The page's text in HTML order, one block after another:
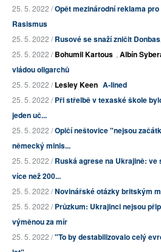
25. 5. 2022 /Opět mezinárodní reklama
Rasismus
25. 5. 2022 /Rusové se snaží zničit
25. 5. 2022 /Bohumil Kartous , Albín
vládou oligarchů
25. 5. 2022 /Lesley Keen A-lined
25. 5. 2022 /Při střelbě v texaské škole
jeden uč...
25. 5. 2022 /Opičí neštovice "nejsou
německý minis...
25. 5. 2022 /Ruská agrese na Ukrajině: ve
více než 200...
25. 5. 2022 /Novinářské otázky britským
25. 5. 2022 /Průzkum: Ukrajinci nejsou
výměnou za mír
25. 5. 2022 /"To by destabilizovalo celý